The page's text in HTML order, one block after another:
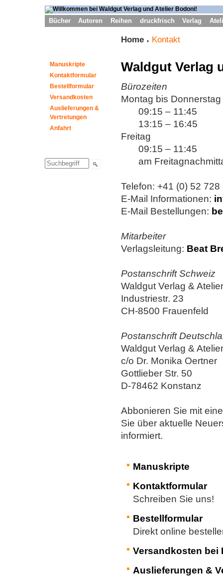
Bücher Autoren Reihen druckfrisch Verlag
Manuskripte
Kontaktformular
Bestellformular
Versandkosten
Auslieferungen &
Vertretungen
Anfahrt
Home Kontakt
Waldgut Verlag
Bürozeiten
Montag bis Donnerstag
09:15 – 11:45
13:15 – 16:45
Freitag
09:15 – 11:45
am
Telefon: +41 (0) 52 728
E-Mail Informationen:
E-Mail Bestellungen:
Mitarbeiter
Verlagsleitung: Beat
Postanschrift Schweiz
Waldgut Verlag &
Industriestr. 23
CH-8500 Frauenfeld
Postanschrift
Waldgut Verlag &
c/o Dr. Monika Oertner
Gottlieber Str. 50
D-78462 Konstanz
Abbonieren Sie mit
Sie über aktuelle
informiert.
Manuskripte
Kontaktformular
Schreiben Sie uns!
Bestellformular
Direkt online
Versandkosten bei
Auslieferungen &